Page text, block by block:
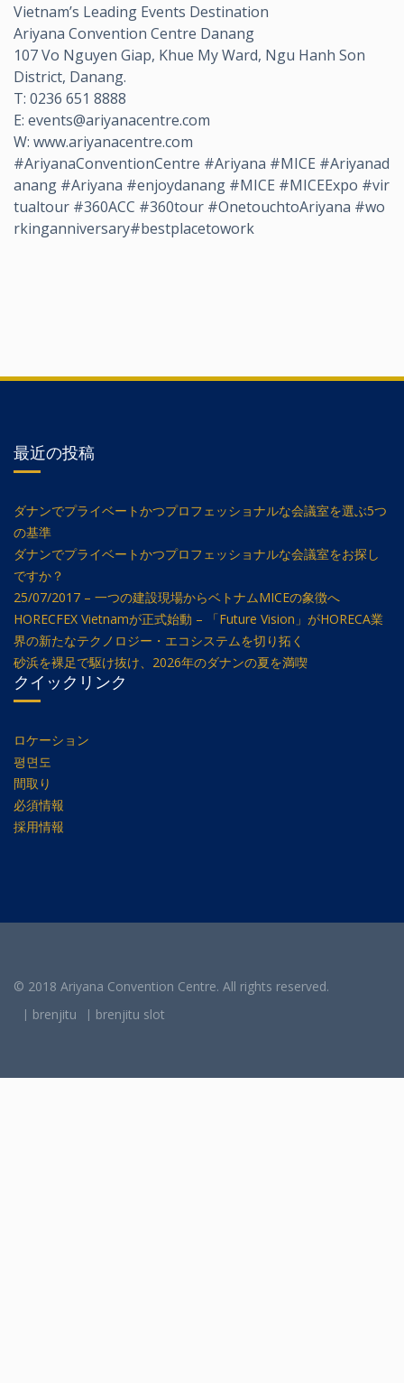
Vietnam’s Leading Events Destination
Ariyana Convention Centre Danang
107 Vo Nguyen Giap, Khue My Ward, Ngu Hanh Son
District, Danang.
T: 0236 651 8888
E: events@ariyanacentre.com
W: www.ariyanacentre.com
#AriyanaConventionCentre #Ariyana #MICE #Ariyanad
anang #Ariyana #enjoydanang #MICE #MICEExpo #vir
tualtour #360ACC #360tour #OnetouchtoAriyana #wo
rkinganniversary#bestplacetowork
最近の投稿
ダナンでプライベートかつプロフェッショナルな会議室を選ぶ5つ
の基準
ダナンでプライベートかつプロフェッショナルな会議室をお探し
ですか？
25/07/2017 – 一つの建設現場からベトナムMICEの象徴へ
HORECFEX Vietnamが正式始動 – 「Future Vision」がHORECA業
界の新たなテクノロジー・エコシステムを切り拓く
砂浜を裸足で駆け抜け、2026年のダナンの夏を満喫
クイックリンク
ロケーション
평면도
間取り
必須情報
採用情報
© 2018 Ariyana Convention Centre. All rights reserved.
brenjitu
brenjitu slot